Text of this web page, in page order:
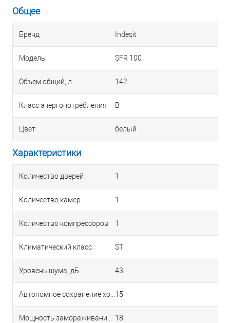
Общее
Бренд Indesit
Модель SFR 100
Объем общий, л 142
Класс энергопотребления B
Цвет белый
Характеристики
Количество дверей 1
Количество камер 1
Количество компрессоров 1
Климатический класс ST
Уровень шума, дБ 43
Автономное сохранение холода, ч15
Мощность замораживания, кг/сут 18